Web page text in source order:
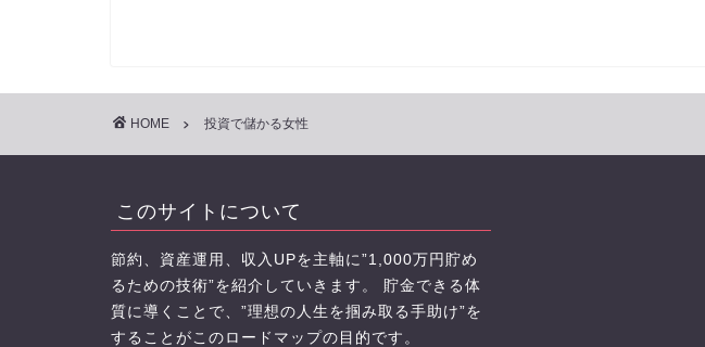
HOME 投資で儲かる女性
このサイトについて
節約、資産運用、収入UPを主軸に”1,000万円貯め
るための技術”を紹介していきます。 貯金できる体
質に導くことで、”理想の人生を掴み取る手助け”を
することがこのロードマップの目的です。